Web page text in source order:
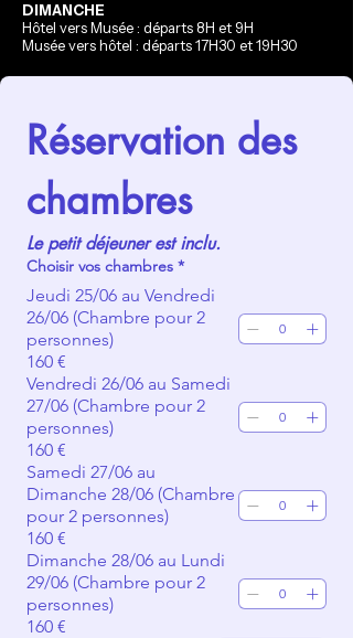
DIMANCHE
Hôtel vers Musée : départs 8H et 9H
Musée vers hôtel : départs 17H30 et 19H30
Réservation des
chambres
Le petit déjeuner est inclu.
Choisir vos chambres *
Jeudi 25/06 au Vendredi
26/06 (Chambre pour 2
personnes)
160 €
Vendredi 26/06 au Samedi
27/06 (Chambre pour 2
personnes)
160 €
Samedi 27/06 au
Dimanche 28/06 (Chambre
pour 2 personnes)
160 €
Dimanche 28/06 au Lundi
29/06 (Chambre pour 2
personnes)
160 €